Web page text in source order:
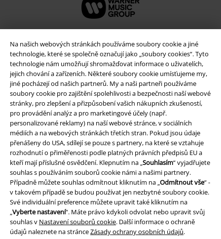
Na našich webových stránkách používáme soubory cookie a jiné
technologie, které se společně označují jako „soubory cookies“. Tyto
technologie nám umožňují shromažďovat informace o uživatelích,
jejich chování a zařízeních. Některé soubory cookie umísťujeme my,
jiné pocházejí od našich partnerů. My a naši partneři používáme
soubory cookie pro zajištění spolehlivosti a bezpečnosti naší webové
stránky, pro zlepšení a přizpůsobení vašich nákupních zkušeností,
pro provádění analýz a pro marketingové účely (např.
personalizované reklamy) na naší webové stránce, v sociálních
médiích a na webových stránkách třetích stran. Pokud jsou údaje
přenášeny do USA, sdílejí se pouze s partnery, na které se vztahuje
rozhodnutí o přiměřenosti podle platných právních předpisů EU a
kteří mají příslušné osvědčení. Klepnutím na „Souhlasím“ vyjadřujete
souhlas s používáním souborů cookie námi a našimi partnery.
Případně můžete souhlas odmítnout kliknutím na „Odmítnout vše“ -
v takovém případě se budou používat jen nezbytné soubory cookie.
Své individuální preference můžete upravit také kliknutím na
„Vyberte nastavení“. Máte právo kdykoli odvolat nebo upravit svůj
souhlas v Nastavení souborů cookie. Další informace o ochraně
údajů naleznete na stránceZásady ochrany osobních údajů.
Právní informace
Podmínky
Prohlášení
Ochrana osobních údajů
Likvidace odpadu a ochrana životního prostředí
Prohlášení o shodě